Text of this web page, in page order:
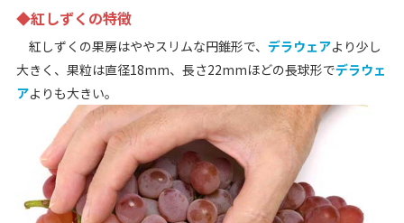
◆紅しずくの特徴
紅しずくの果房はややスリムな円錐形で、 デラウェアより少し
大きく、果粒は直径18mm、長さ22mmほどの長球形でデラウェ
アよりも大きい。